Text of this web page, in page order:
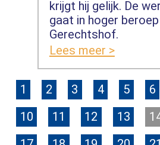
krijgt hij gelijk. De
gaat in hoger
Gerechtshof.
Lees meer >
1 2 3 4 5 6
10
11 12 13